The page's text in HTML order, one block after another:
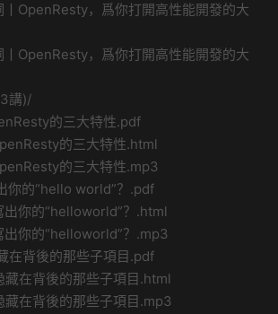
OpenResty，爲你打開高性能開發的大
OpenResty，爲你打開高性能開發的大
講)/
的三大特性.pdf
的三大特性.html
的三大特性.mp3
你的“hello world”？.pdf
出你的“helloworld”？.html
出你的“helloworld”？.mp3
在背後的那些子項目.pdf
在背後的那些子項目.html
藏在背後的那些子項目.mp3